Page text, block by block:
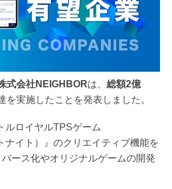
式会社NEIGHBORは、 総額2億
を実施したことを発表しました。
ルロイヤルTPSゲーム
ナイト）』のクリエイティブ機能を
ース化やオリジナルゲームの開発